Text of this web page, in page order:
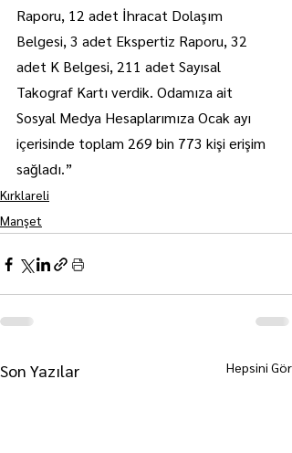
Raporu, 12 adet İhracat Dolaşım
Belgesi, 3 adet Ekspertiz Raporu, 32
adet K Belgesi, 211 adet Sayısal
Takograf Kartı verdik. Odamıza ait
Sosyal Medya Hesaplarımıza Ocak ayı
içerisinde toplam 269 bin 773 kişi erişim
sağladı.”
Kırklareli
Manşet
Son Yazılar Hepsini Gör